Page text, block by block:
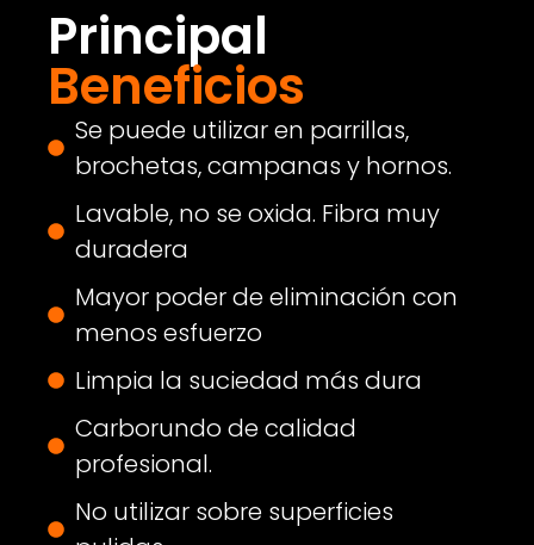
Principal
Beneficios
Se puede utilizar en parrillas,
brochetas, campanas y hornos.
Lavable, no se oxida. Fibra muy
duradera
Mayor poder de eliminación con
menos esfuerzo
Limpia la suciedad más dura
Carborundo de calidad
profesional.
No utilizar sobre superficies